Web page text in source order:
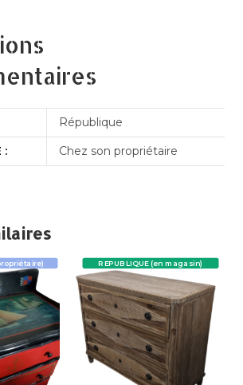
République
:
Chez son propriétaire
REPUBLIQUE (en magasin)